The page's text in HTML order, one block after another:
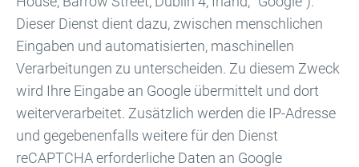
Dieser Dienst dient dazu, zwischen menschlichen
Eingaben und automatisierten, maschinellen
Verarbeitungen zu unterscheiden. Zu diesem Zweck
wird Ihre Eingabe an Google übermittelt und dort
weiterverarbeitet. Zusätzlich werden die IP-Adresse
und gegebenenfalls weitere für den Dienst
reCAPTCHA erforderliche Daten an Google